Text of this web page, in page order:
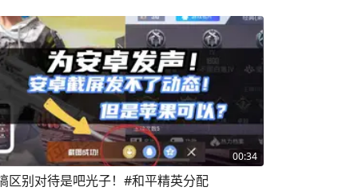
00:34
区别对待是吧光子！#和平精英分配